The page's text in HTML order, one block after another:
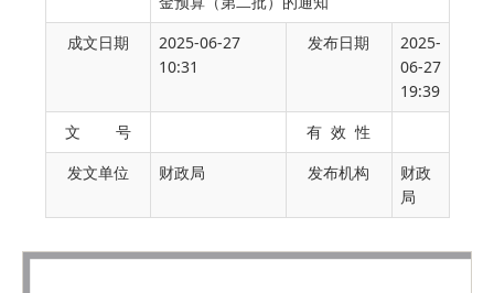
成文日期
2025-06-27
10:31
发布日期
2025-
06-27
19:39
文 号
有 效 性
发文单位
财政局 发布机构
财政
局